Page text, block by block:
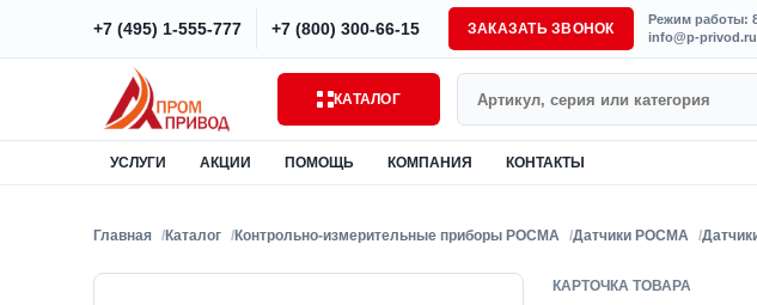
+7 (495) 1-555-777 +7 (800) 300-66-15 ЗАКАЗАТЬ ЗВОНОК
Режим работы:
info@p-privod.ru
КАТАЛОГ
УСЛУГИ АКЦИИ ПОМОЩЬ КОМПАНИЯ КОНТАКТЫ
Главная Каталог Контрольно-измерительные приборы РОСМА Датчики РОСМА
КАРТОЧКА ТОВАРА